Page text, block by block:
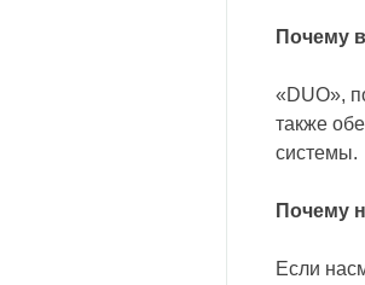
Почему
«DUO»,
также
системы.
Почему
Если